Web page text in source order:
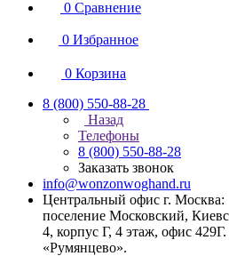
0 Сравнение
0 Избранное
0 Корзина
8 (800) 550-88-28
Назад
Телефоны
8 (800) 550-88-28
Заказать звонок
info@wonzonwoghand.ru
Центральный офис г. Москва:
поселение Московский,
4, корпус Г, 4 этаж, офис
«Румянцево».